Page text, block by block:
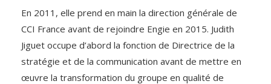
En 2011, elle prend en main la direction générale de
CCI France avant de rejoindre Engie en 2015. Judith
Jiguet occupe d’abord la fonction de Directrice de la
stratégie et de la communication avant de mettre en
œuvre la transformation du groupe en qualité de